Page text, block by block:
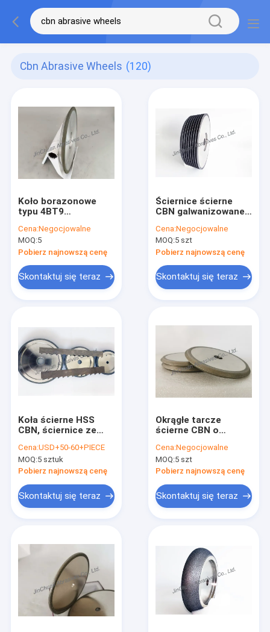
Cbn Abrasive Wheels (120)
Koło borazonowe
typu 4BT9
do szlifowania 125
mm Żużlina CBN Koło
ścierne
Cena:Negocjowalne
MOQ:5
Pobierz najnowszą cenę
Skontaktuj się teraz
Ściernice ścierne
CBN galwanizowane /
Ściernice z zębami
Cena:Negocjowalne
MOQ:5 szt
Pobierz najnowszą cenę
Skontaktuj się teraz
Koła ścierne HSS
CBN, ściernice ze
ceramicznym ze
spoiwem żywicowym
Cena:USD+50-60+PIECE
MOQ:5 sztuk
Pobierz najnowszą cenę
Skontaktuj się teraz
Okrągłe tarcze
ścierne CBN o
Cena:Negocjowalne
MOQ:5 szt
Pobierz najnowszą cenę
Skontaktuj się teraz